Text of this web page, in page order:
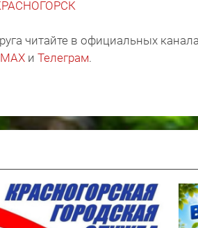
читайте в официальных
MAX и Телеграм.